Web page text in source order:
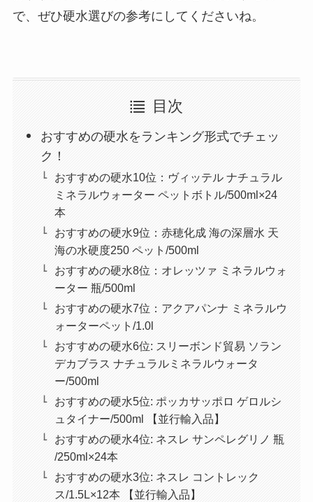
で、ぜひ硬水選びの参考にしてくださいね。
目次
おすすめの硬水をランキング形式でチェッ
ク！
おすすめの硬水10位：ヴィッテル ナチュラル
ミネラルウォーター ペットボトル/500ml×24
本
おすすめの硬水9位：赤穂化成 海の深層水 天
海の水硬度250 ペット/500ml
おすすめの硬水8位：オレッツァ ミネラルウォ
ーター 瓶/500ml
おすすめの硬水7位：アクアパンナ ミネラルウ
ォーターペット/1.0l
おすすめの硬水6位: スリーボンド貿易 ソラン
デカブラス ナチュラルミネラルウォータ
ー/500ml
おすすめの硬水5位: ポッカサッポロ ゲロルシ
ュタイナー/500ml 【並行輸入品】
おすすめの硬水4位: ネスレ サンペレグリノ 瓶
/250ml×24本
おすすめの硬水3位: ネスレ コントレック
ス/1.5L×12本 【並行輸入品】